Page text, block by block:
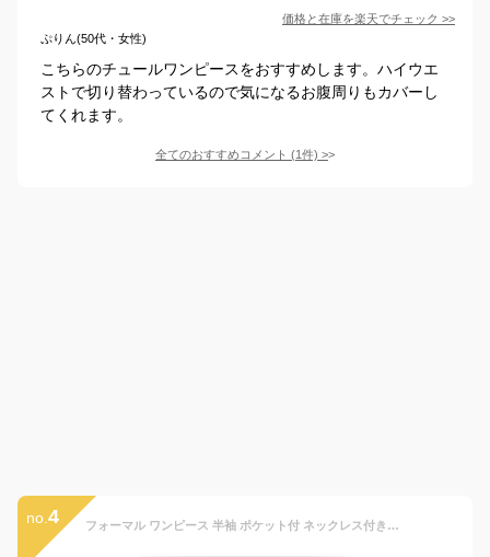
価格と在庫を楽天でチェック >>
ぷりん(50代・女性)
こちらのチュールワンピースをおすすめします。ハイウエ
ストで切り替わっているので気になるお腹周りもカバーし
てくれます。
全てのおすすめコメント (1件) >
no. 4 フォーマル ワンピース 半袖 ポケット付 ネックレス付きドレス 黒 紺 子供服 キッズ 女の子 プリンセス ハレの日 喪服 法事 礼服 お葬式 黒 発表会ブラック ネイビー ピンク 春 夏 秋 人気 100cm 110cm 120cm 130cm 140cm 150cm